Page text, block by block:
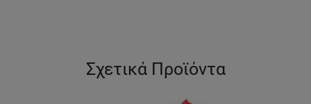
Σχετικά Προϊόντα